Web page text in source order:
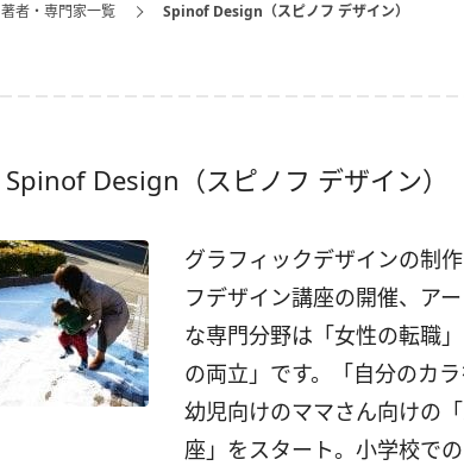
著者・専門家一覧 Spinof Design（スピノフ デザイン）
Spinof Design（スピノフ デザイン）
グラフィックデザインの制
フデザイン講座の開催、ア
な専門分野は「女性の転職
の両立」です。「自分のカ
幼児向けのママさん向けの
座」をスタート。小学校で